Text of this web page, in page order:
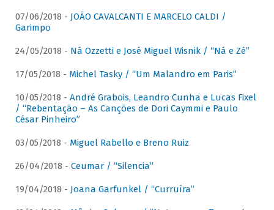
07/06/2018 - JOÃO CAVALCANTI E MARCELO CALDI /
Garimpo
24/05/2018 - Ná Ozzetti e José Miguel Wisnik / “Ná e Zé”
17/05/2018 - Michel Tasky / “Um Malandro em Paris”
10/05/2018 - André Grabois, Leandro Cunha e Lucas Fixel
/ “Rebentação – As Canções de Dori Caymmi e Paulo
César Pinheiro”
03/05/2018 - Miguel Rabello e Breno Ruiz
26/04/2018 - Ceumar / “Silencia”
19/04/2018 - Joana Garfunkel / “Curruíra”